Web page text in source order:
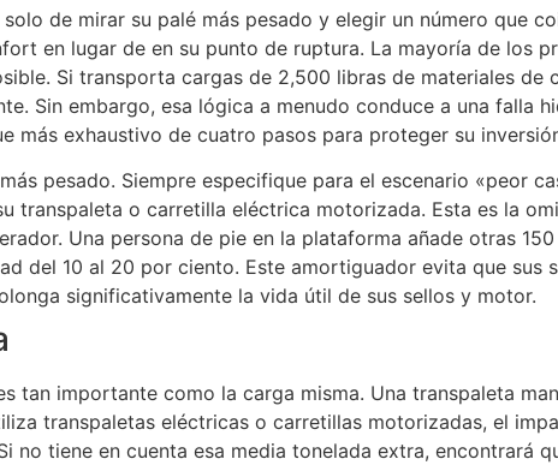
de mirar su palé más pesado y elegir un número que
en lugar de en su punto de ruptura. La mayoría de los
Si transporta cargas de 2,500 libras de materiales
Sin embargo, esa lógica a menudo conduce a una falla
más exhaustivo de cuatro pasos para proteger su
pesado. Siempre especifique para el escenario «peor
transpaleta o carretilla eléctrica motorizada. Esta es la
Una persona de pie en la plataforma añade otras
del 10 al 20 por ciento. Este amortiguador evita que sus
significativamente la vida útil de sus sellos y motor.
tan importante como la carga misma. Una transpaleta
transpaletas eléctricas o carretillas motorizadas, el
no tiene en cuenta esa media tonelada extra, encontrará